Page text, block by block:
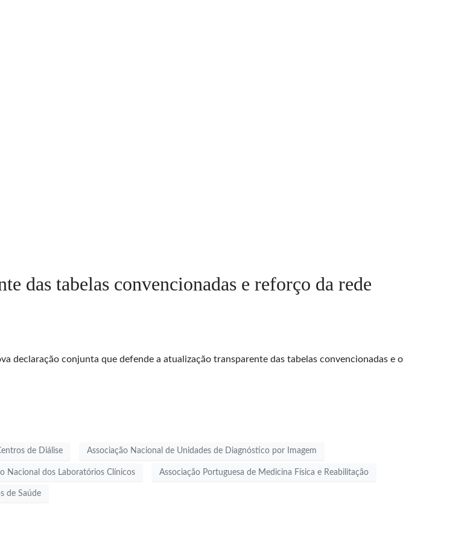
das tabelas convencionadas e reforço da rede
declaração conjunta que defende a atualização transparente das tabelas convencionadas e o
de Diálise Associação Nacional de Unidades de Diagnóstico por Imagem
Nacional dos Laboratórios Clínicos Associação Portuguesa de Medicina Física e Reabilitação
de Saúde